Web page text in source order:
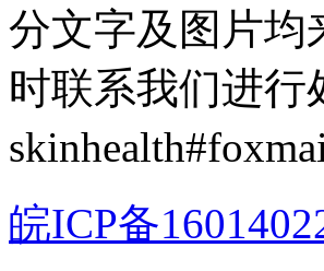
分文字及图片均
时联系我们进行
皖ICP备